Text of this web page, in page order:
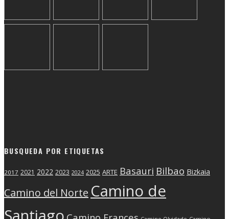
BUSQUEDA POR ETIQUETAS
2017 2021 2022 2023 2024 2025 ARTE Basauri Bilbao Bizkaia
Camino del Norte Camino de